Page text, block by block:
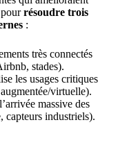
résoudre trois
:
très connectés
stades).
les usages critiques
virtuelle).
massive des
capteurs industriels).